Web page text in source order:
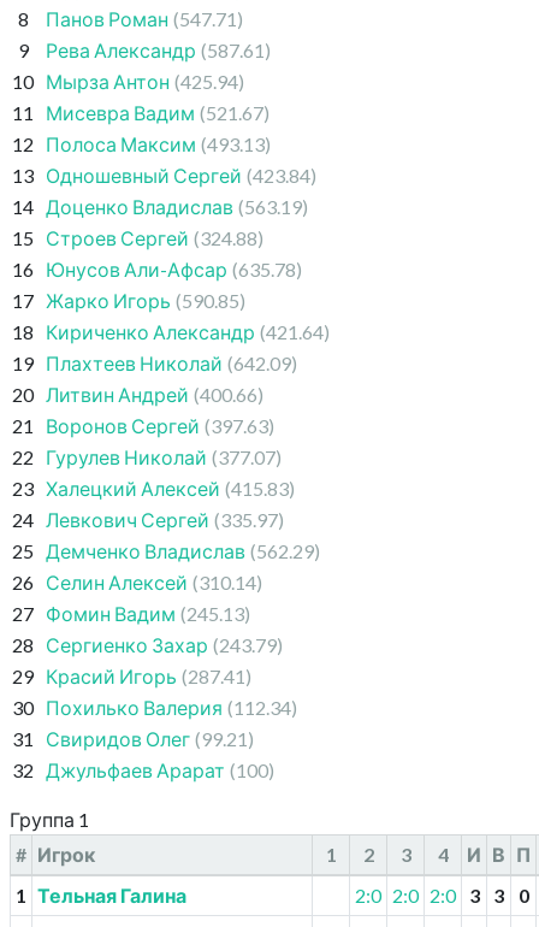
8
Панов Роман (547.71)
9
Рева Александр (587.61)
10 Мырза Антон (425.94)
11
Мисевра Вадим (521.67)
12
Полоса Максим (493.13)
13 Одношевный Сергей (423.84)
14
Доценко Владислав (563.19)
15 Строев Сергей (324.88)
16 Юнусов Али-Афсар (635.78)
17 Жарко Игорь (590.85)
18
Кириченко Александр (421.64)
19 Плахтеев Николай (642.09)
20
Литвин Андрей (400.66)
21
Воронов Сергей (397.63)
22
Гурулев Николай (377.07)
23 Халецкий Алексей (415.83)
24
Левкович Сергей (335.97)
25
Демченко Владислав (562.29)
26 Селин Алексей (310.14)
27 Фомин Вадим (245.13)
28
Сергиенко Захар (243.79)
29 Красий Игорь (287.41)
30 Похилько Валерия (112.34)
31
Свиридов Олег (99.21)
32
Джульфаев Арарат (100)
Группа 1
# Игрок 1 2 3 4 И В П
1
Тельная Галина 2:0 2:0 2:0 3 3
0